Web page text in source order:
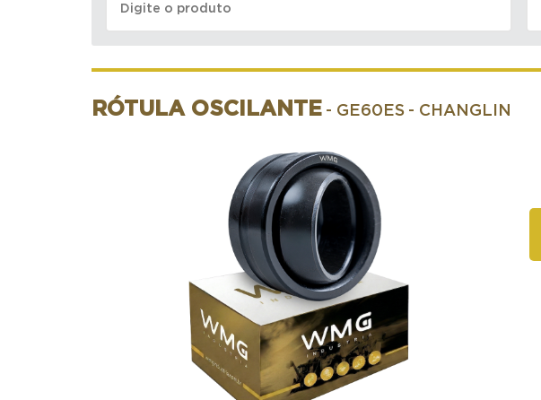
RÓTULA OSCILANTE - GE60ES - CHANGLIN